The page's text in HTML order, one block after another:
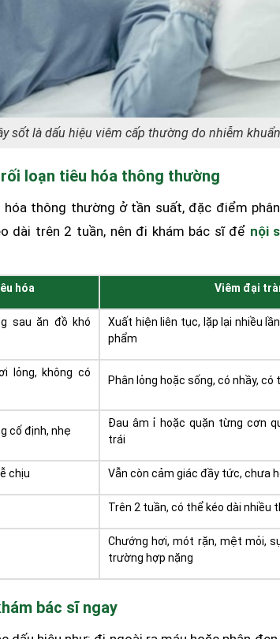
sốt là dấu hiệu viêm cấp thường do nhiễm khuẩn
loạn tiêu hóa thông thường
thông thường ở tần suất, đặc điểm
dài trên 2 tuần, nên đi khám bác sĩ để nội
hóa Viêm đại
sau ăn đồ khó
Xuất hiện liên tục, lặp lại nhiều
phẩm
lỏng, không có
Phân lỏng hoặc sống, có nhầy, có
cố định, nhẹ
Đau âm ỉ hoặc quặn từng cơn
trái
chịu Vẫn còn cảm giác đầy tức, chưa
Trên 2 tuần, có thể kéo dài nhiều
Chướng hơi, mót rặn, mệt mỏi,
trường hợp nặng
bác sĩ ngay